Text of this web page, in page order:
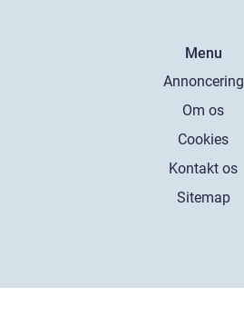
Menu
Annoncering
Om os
Cookies
Kontakt os
Sitemap